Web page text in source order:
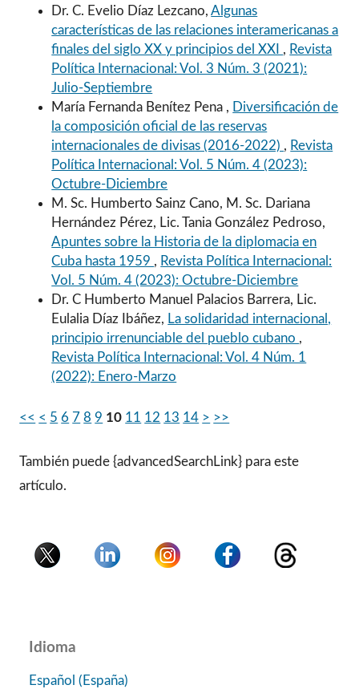
Dr. C. Evelio Díaz Lezcano,Algunas
características de las relaciones interamericanas a
finales del siglo XX y principios del XXI , Revista
Política Internacional: Vol. 3 Núm. 3 (2021):
Julio-Septiembre
María Fernanda Benítez Pena , Diversificación de
la composición oficial de las reservas
internacionales de divisas (2016-2022) , Revista
Política Internacional: Vol. 5 Núm. 4 (2023):
Octubre-Diciembre
M. Sc. Humberto Sainz Cano, M. Sc. Dariana
Hernández Pérez, Lic. Tania González Pedroso,
Apuntes sobre la Historia de la diplomacia en
Cuba hasta 1959 , Revista Política Internacional:
Vol. 5 Núm. 4 (2023): Octubre-Diciembre
Dr. C Humberto Manuel Palacios Barrera, Lic.
Eulalia Díaz Ibáñez, La solidaridad internacional,
principio irrenunciable del pueblo cubano ,
Revista Política Internacional: Vol. 4 Núm. 1
(2022): Enero-Marzo
<< < 5 6 7 8 9 10 11 12 13 14 > >>
También puede {advancedSearchLink} para este
artículo.
Idioma
Español (España)